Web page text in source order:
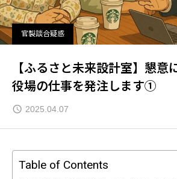
官製談合疑惑
【ふるさと未来設計室】懇意
役場の仕事を発注します①
2025.04.07
Table of Contents